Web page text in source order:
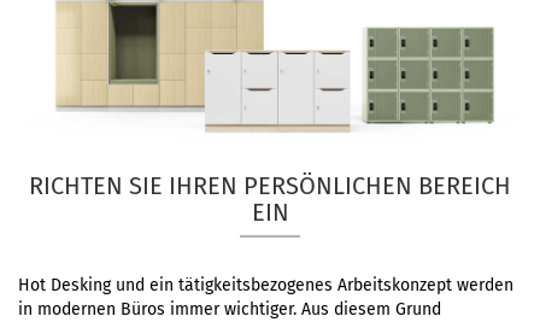
RICHTEN SIE IHREN PERSÖNLICHEN BEREICH
EIN
Hot Desking und ein tätigkeitsbezogenes Arbeitskonzept werden
in modernen Büros immer wichtiger. Aus diesem Grund